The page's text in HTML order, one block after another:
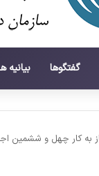
گفتگوها بیانیه
به کار چهل و ششمین